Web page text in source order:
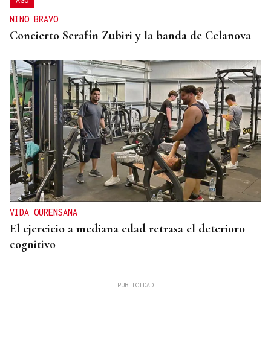
NINO BRAVO
Concierto Serafín Zubiri y la banda de Celanova
VIDA OURENSANA
El ejercicio a mediana edad retrasa el deterioro
cognitivo